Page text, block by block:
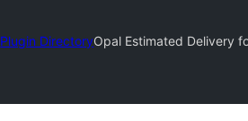
Plugin DirectoryOpal Estimated Delivery